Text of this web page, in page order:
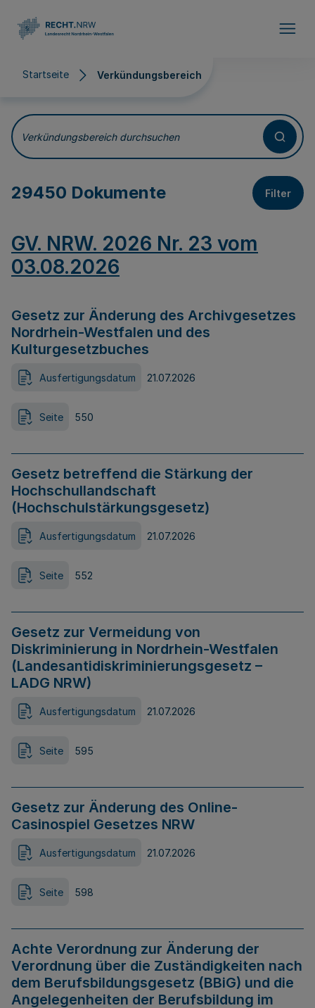
Startseite Verkündungsbereich
Verkündungsbereich
Verkündungsbereich durchsuchen
29450 Dokumente Filter
GV. NRW. 2026 Nr. 23 vom
03.08.2026
Gesetz zur Änderung des Archivgesetzes
Nordrhein-Westfalen und des
Kulturgesetzbuches
Ausfertigungsdatum 21.07.2026
Seite 550
Gesetz betreffend die Stärkung der
Hochschullandschaft
(Hochschulstärkungsgesetz)
Ausfertigungsdatum 21.07.2026
Seite 552
Gesetz zur Vermeidung von
Diskriminierung in Nordrhein-Westfalen
(Landesantidiskriminierungsgesetz –
LADG NRW)
Ausfertigungsdatum 21.07.2026
Seite 595
Gesetz zur Änderung des Online-
Casinospiel Gesetzes NRW
Ausfertigungsdatum 21.07.2026
Seite 598
Achte Verordnung zur Änderung der
Verordnung über die Zuständigkeiten nach
dem Berufsbildungsgesetz (BBiG) und die
Angelegenheiten der Berufsbildung im